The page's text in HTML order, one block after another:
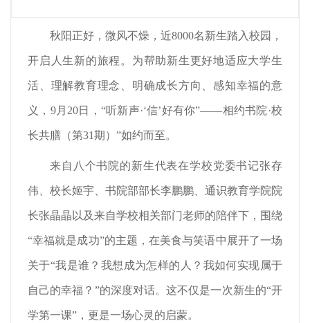
秋阳正好，微风不燥，近8000名新生踏入校园，
开启人生新的旅程。为帮助新生更好地适应大学生
活、理解教育理念、明确成长方向、感知幸福的意
义，9月20日，“听新声·‘信’好有你”——相约书院·校
长共膳（第31期）”如约而至。
来自八个书院的新生代表在学校党委书记张存
伟、校长姬宇、书院部部长李鹏鹏、通识教育学院院
长张晶晶以及来自学校相关部门老师的陪伴下，围绕
“幸福就是成功”的主题，在美食与笑语中展开了一场
关于“我是谁？我想成为怎样的人？我如何实现属于
自己的幸福？”的深度对话。这不仅是一次新生的“开
学第一课”，更是一场心灵的启蒙。